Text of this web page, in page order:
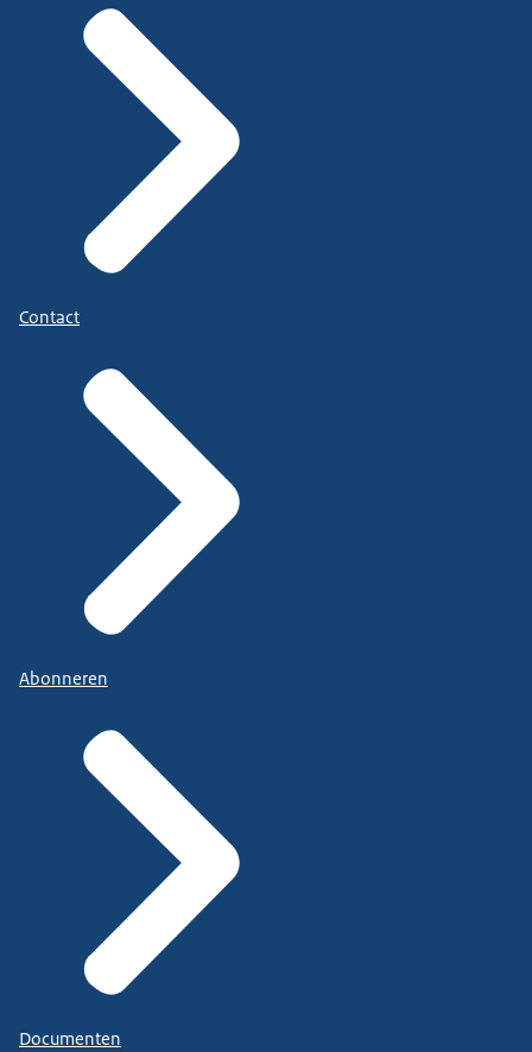
Contact
Abonneren
Documenten